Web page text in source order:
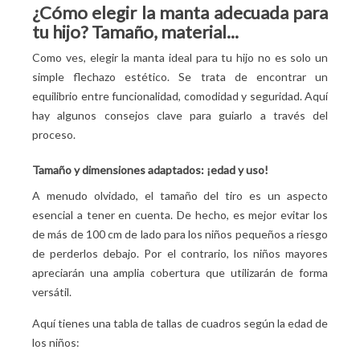
¿Cómo elegir la manta adecuada para
tu hijo? Tamaño, material...
Como ves, elegir la manta ideal para tu hijo no es solo un
simple flechazo estético. Se trata de encontrar un
equilibrio entre funcionalidad, comodidad y seguridad. Aquí
hay algunos consejos clave para guiarlo a través del
proceso.
Tamaño y dimensiones adaptados: ¡edad y uso!
A menudo olvidado, el tamaño del tiro es un aspecto
esencial a tener en cuenta. De hecho, es mejor evitar los
de más de 100 cm de lado para los niños pequeños a riesgo
de perderlos debajo. Por el contrario, los niños mayores
apreciarán una amplia cobertura que utilizarán de forma
versátil.
Aquí tienes una tabla de tallas de cuadros según la edad de
los niños: